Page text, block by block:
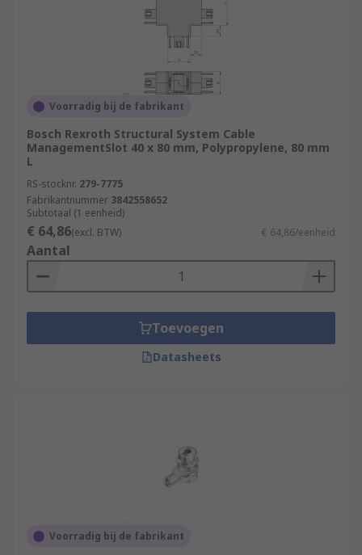
Voorradig bij de fabrikant
Bosch Rexroth Structural System Cable
ManagementSlot 40 x 80 mm, Polypropylene, 80 mm
L
RS-stocknr. 279-7775
Fabrikantnummer 3842558652
Subtotaal (1 eenheid)
€ 64,86(excl. BTW) € 64,86/eenheid
Aantal
Toevoegen
Datasheets
Voorradig bij de fabrikant